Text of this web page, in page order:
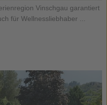
Vinschgau garantiert
für Wellnessliebhaber ...